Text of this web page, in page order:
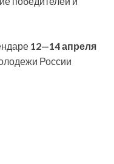
12—14 апреля
России